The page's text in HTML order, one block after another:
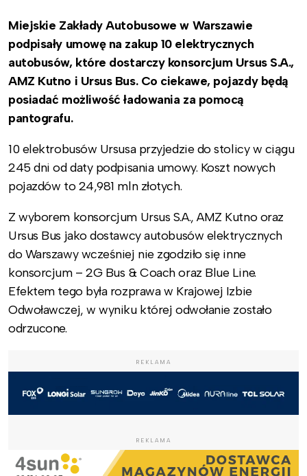
Miejskie Zakłady Autobusowe w Warszawie
podpisały umowę na zakup 10 elektrycznych
autobusów, które dostarczy konsorcjum Ursus S.A.,
AMZ Kutno i Ursus Bus. Co ciekawe, pojazdy będą
posiadać możliwość ładowania za pomocą
pantografu.
10 elektrobusów Ursusa przyjedzie do stolicy w ciągu
245 dni od daty podpisania umowy. Koszt nowych
pojazdów to 24,981 mln złotych.
Z wyborem konsorcjum Ursus S.A., AMZ Kutno oraz
Ursus Bus jako dostawcy autobusów elektrycznych
do Warszawy wcześniej nie zgodziło się inne
konsorcjum – 2G Bus & Coach oraz Blue Line.
Efektem tego była rozprawa w Krajowej Izbie
Odwoławczej, w wyniku której odwołanie zostało
odrzucone.
REKLAMA
REKLAMA